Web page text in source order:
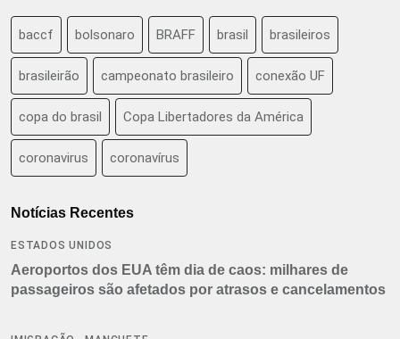
baccf bolsonaro BRAFF brasil brasileiros
brasileirão campeonato brasileiro conexão UF
copa do brasil Copa Libertadores da América
coronavirus coronavírus
Notícias Recentes
ESTADOS UNIDOS
Aeroportos dos EUA têm dia de caos: milhares de
passageiros são afetados por atrasos e cancelamentos